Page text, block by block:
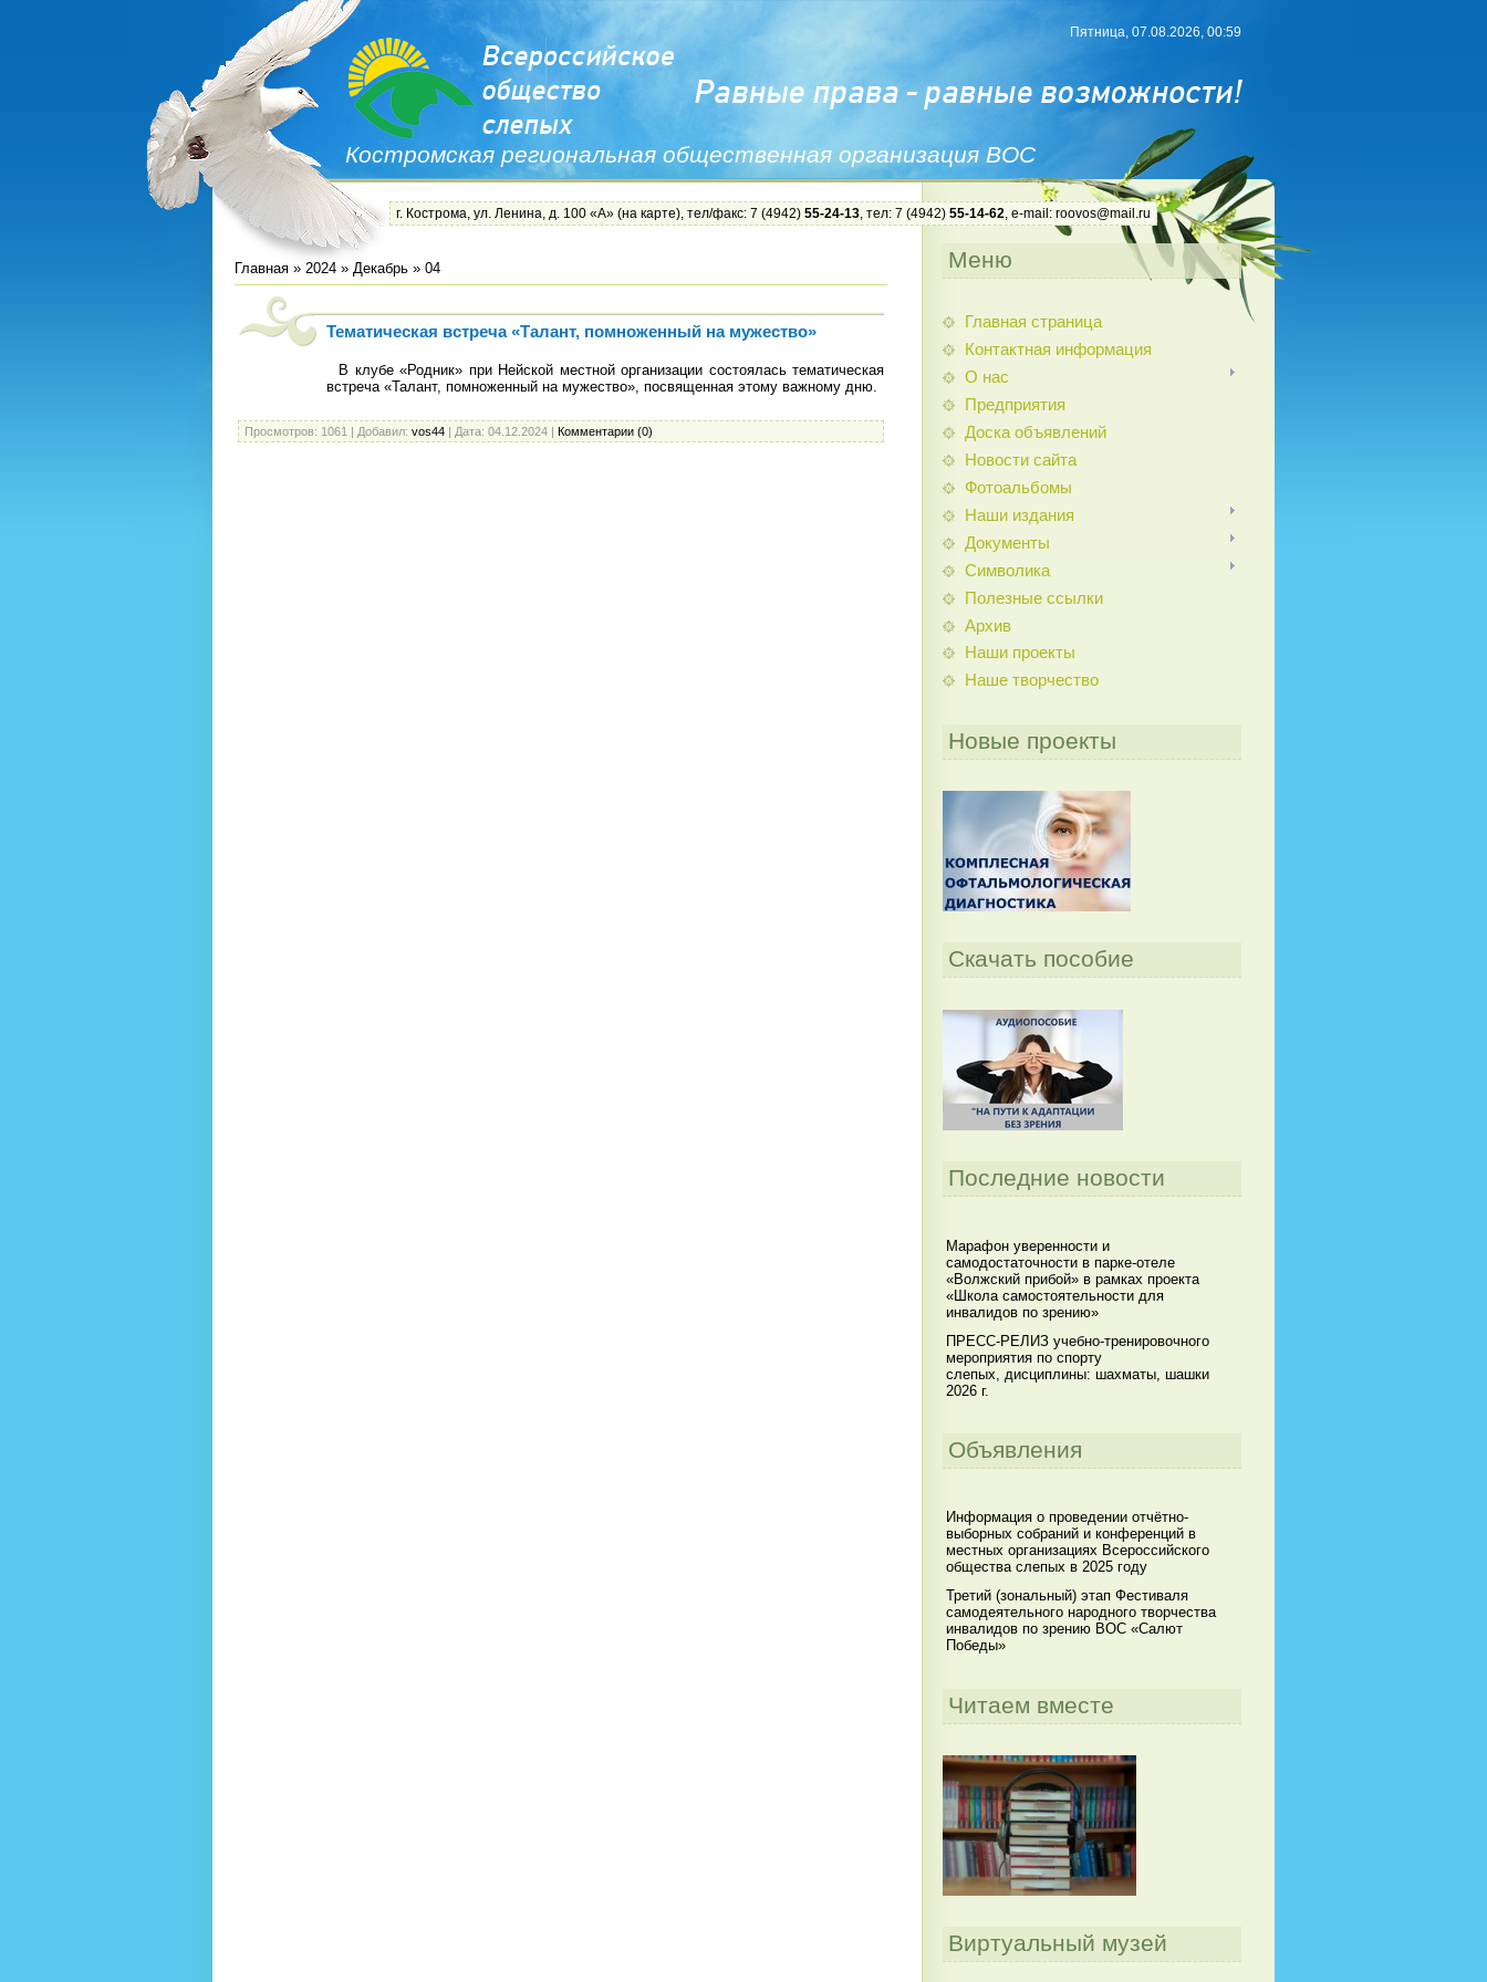
Костромская региональная общественная организация ВОС
Пятница, 07.08.2026, 00:59
г. Кострома, ул. Ленина, д. 100 «А» (на карте), тел/факс: 7 (4942) 55-24-13, тел: 7 (4942) 55-14-62, e-mail: roovos@mail.ru
Главная » 2024 » Декабрь » 04
Тематическая встреча «Талант, помноженный на мужество»
В клубе «Родник» при Нейской местной организации состоялась тематическая
встреча «Талант, помноженный на мужество», посвященная этому важному дню.
Просмотров: 1061 | Добавил: vos44 | Дата: 04.12.2024 | Комментарии (0)
Меню
Главная страница
Контактная информация
О нас
Предприятия
Доска объявлений
Новости сайта
Фотоальбомы
Наши издания
Документы
Символика
Полезные ссылки
Архив
Наши проекты
Наше творчество
Новые проекты
Скачать пособие
Последние новости
Марафон уверенности и
самодостаточности в парке-отеле
«Волжский прибой» в рамках проекта
«Школа самостоятельности для
инвалидов по зрению»
ПРЕСС-РЕЛИЗ учебно-тренировочного
мероприятия по спорту
слепых, дисциплины: шахматы, шашки
2026 г.
Объявления
Информация о проведении отчётно-
выборных собраний и конференций в
местных организациях Всероссийского
общества слепых в 2025 году
Третий (зональный) этап Фестиваля
самодеятельного народного творчества
инвалидов по зрению ВОС «Салют
Победы»
Читаем вместе
Виртуальный музей